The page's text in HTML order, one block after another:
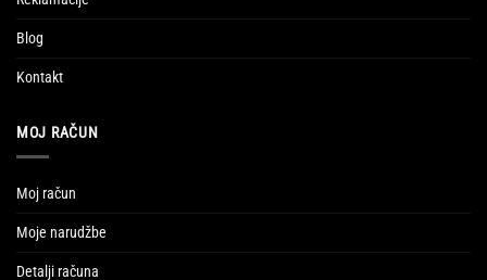
Blog
Kontakt
MOJ RAČUN
Moj račun
Moje narudžbe
Detalji računa